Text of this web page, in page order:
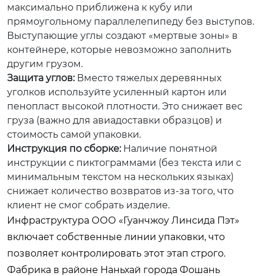
максимально приближена к кубу или
прямоугольному параллелепипеду без выступов.
Выступающие углы создают «мертвые зоны» в
контейнере, которые невозможно заполнить
другим грузом.
Защита углов:Вместо тяжелых деревянных
уголков используйте усиленный картон или
пенопласт высокой плотности. Это снижает вес
груза (важно для авиадоставки образцов) и
стоимость самой упаковки.
Инструкция по сборке:Наличие понятной
инструкции с пиктограммами (без текста или с
минимальным текстом на нескольких языках)
снижает количество возвратов из-за того, что
клиент не смог собрать изделие.
Инфраструктура ООО «Гуанчжоу Линсида Пэт»
включает собственные линии упаковки, что
позволяет контролировать этот этап строго.
Фабрика в районе Наньхай города Фошань